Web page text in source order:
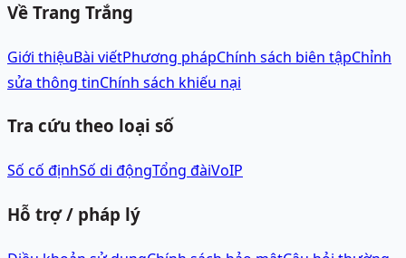
Về Trang Trắng
Giới thiệuBài viếtPhương phápChính sách biên tậpChỉnh
sửa thông tinChính sách khiếu nại
Tra cứu theo loại số
Số cố địnhSố di độngTổng đàiVoIP
Hỗ trợ / pháp lý